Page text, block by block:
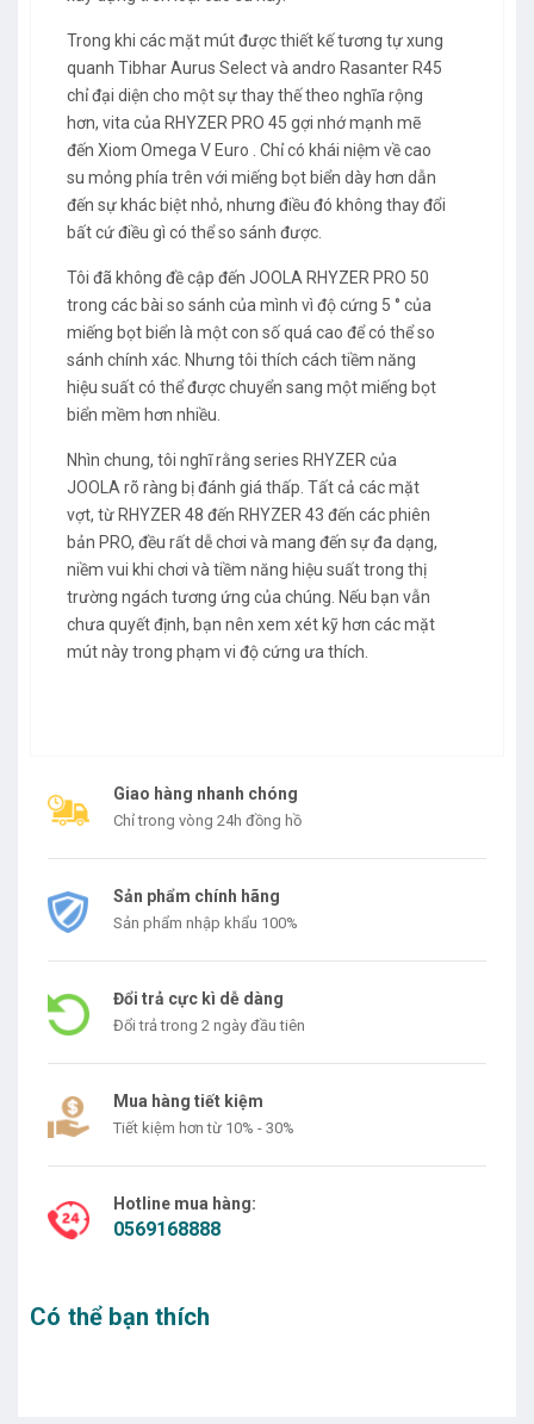
Trong khi các mặt mút được thiết kế tương tự xung
quanh Tibhar Aurus Select và andro Rasanter R45
chỉ đại diện cho một sự thay thế theo nghĩa rộng
hơn, vita của RHYZER PRO 45 gợi nhớ mạnh mẽ
đến Xiom Omega V Euro . Chỉ có khái niệm về cao
su mỏng phía trên với miếng bọt biển dày hơn dẫn
đến sự khác biệt nhỏ, nhưng điều đó không thay đổi
bất cứ điều gì có thể so sánh được.
Tôi đã không đề cập đến JOOLA RHYZER PRO 50
trong các bài so sánh của mình vì độ cứng 5 ° của
miếng bọt biển là một con số quá cao để có thể so
sánh chính xác. Nhưng tôi thích cách tiềm năng
hiệu suất có thể được chuyển sang một miếng bọt
biển mềm hơn nhiều.
Nhìn chung, tôi nghĩ rằng series RHYZER của
JOOLA rõ ràng bị đánh giá thấp. Tất cả các mặt
vợt, từ RHYZER 48 đến RHYZER 43 đến các phiên
bản PRO, đều rất dễ chơi và mang đến sự đa dạng,
niềm vui khi chơi và tiềm năng hiệu suất trong thị
trường ngách tương ứng của chúng. Nếu bạn vẫn
chưa quyết định, bạn nên xem xét kỹ hơn các mặt
mút này trong phạm vi độ cứng ưa thích.
Giao hàng nhanh chóng
Chỉ trong vòng 24h đồng hồ
Sản phẩm chính hãng
Sản phẩm nhập khẩu 100%
Đổi trả cực kì dễ dàng
Đổi trả trong 2 ngày đầu tiên
Mua hàng tiết kiệm
Tiết kiệm hơn từ 10% - 30%
Hotline mua hàng:
0569168888
Có thể bạn thích